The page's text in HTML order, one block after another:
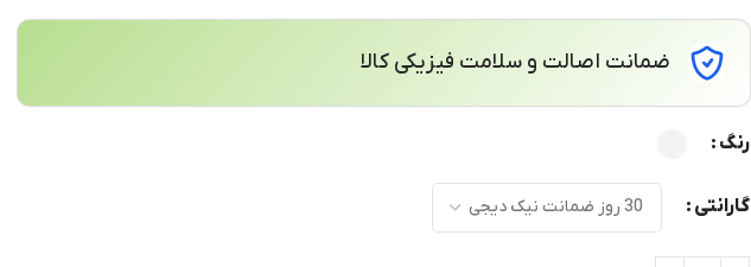
ضمانت اصالت و سلامت فیزیکی کالا
رنگ
گارانتی